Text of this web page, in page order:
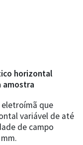
horizontal
amostra
que
variável de até
de campo